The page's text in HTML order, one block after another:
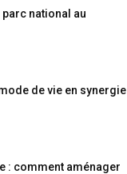
national au
de vie en synergie
: comment aménager